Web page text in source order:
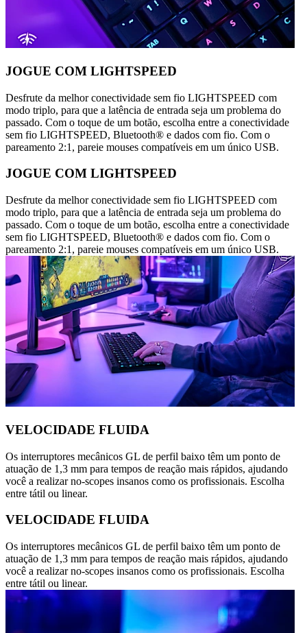
JOGUE COM LIGHTSPEED
Desfrute da melhor conectividade sem fio LIGHTSPEED com
modo triplo, para que a latência de entrada seja um problema do
passado. Com o toque de um botão, escolha entre a conectividade
sem fio LIGHTSPEED, Bluetooth® e dados com fio. Com o
pareamento 2:1, pareie mouses compatíveis em um único USB.
JOGUE COM LIGHTSPEED
Desfrute da melhor conectividade sem fio LIGHTSPEED com
modo triplo, para que a latência de entrada seja um problema do
passado. Com o toque de um botão, escolha entre a conectividade
sem fio LIGHTSPEED, Bluetooth® e dados com fio. Com o
pareamento 2:1, pareie mouses compatíveis em um único USB.
VELOCIDADE FLUIDA
Os interruptores mecânicos GL de perfil baixo têm um ponto de
atuação de 1,3 mm para tempos de reação mais rápidos, ajudando
você a realizar no-scopes insanos como os profissionais. Escolha
entre tátil ou linear.
VELOCIDADE FLUIDA
Os interruptores mecânicos GL de perfil baixo têm um ponto de
atuação de 1,3 mm para tempos de reação mais rápidos, ajudando
você a realizar no-scopes insanos como os profissionais. Escolha
entre tátil ou linear.